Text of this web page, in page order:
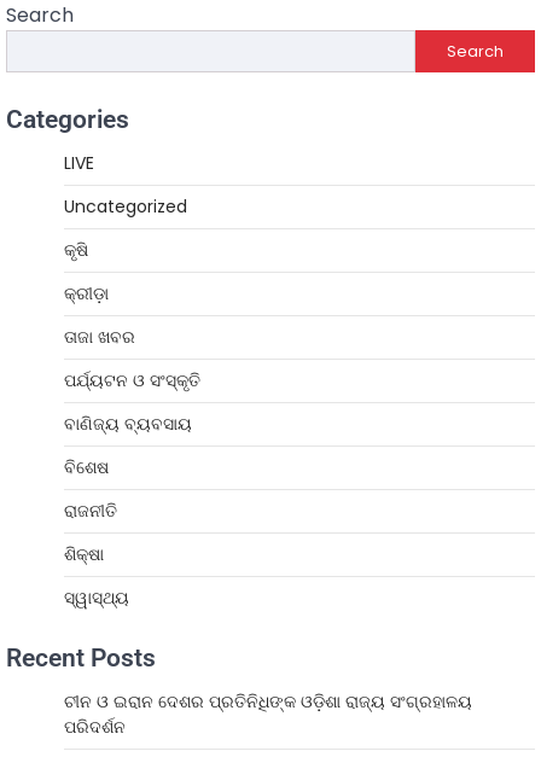
Search
Search
Categories
LIVE
Uncategorized
କୃଷି
କ୍ରୀଡ଼ା
ତାଜା ଖବର
ପର୍ଯ୍ୟଟନ ଓ ସଂସ୍କୃତି
ବାଣିଜ୍ୟ ବ୍ୟବସାୟ
ବିଶେଷ
ରାଜନୀତି
ଶିକ୍ଷା
ସ୍ୱାସ୍ଥ୍ୟ
Recent Posts
ଚୀନ ଓ ଇରାନ ଦେଶର ପ୍ରତିନିଧିଙ୍କ ଓଡ଼ିଶା ରାଜ୍ୟ ସଂଗ୍ରହାଳୟ
ପରିଦର୍ଶନ